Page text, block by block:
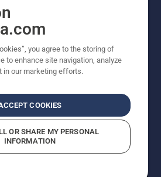
магазини
you agree to the storing of
to enhance site navigation, analyze
in our marketing efforts.
COOKIES
OR SHARE MY PERSONAL
INFORMATION